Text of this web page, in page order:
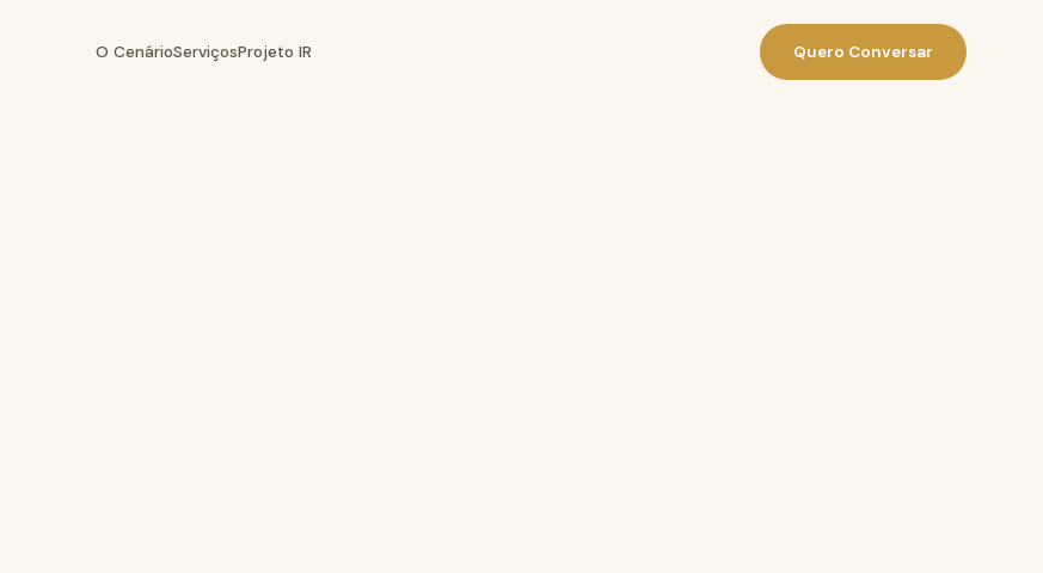
O CenárioServiçosProjeto IR Quero Conversar